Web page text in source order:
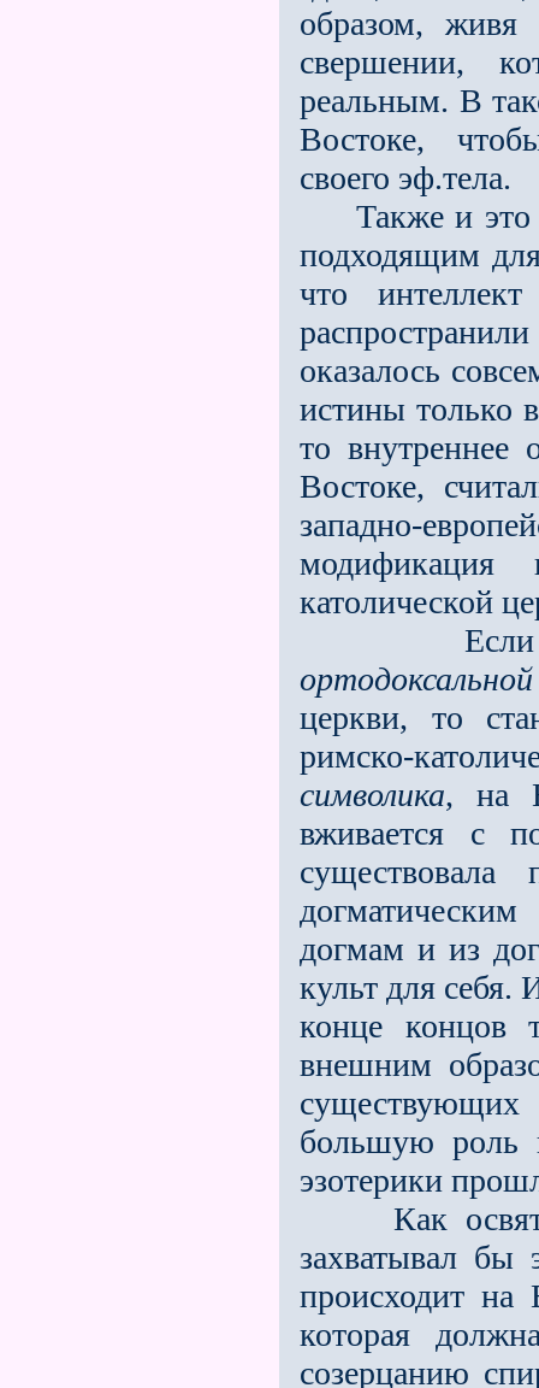
образом,
свершении,
реальным. В
Востоке,
своего эф.тела.
Также и это
подходящим
что
оказалось
истины только
то внутреннее
Востоке,
западно-
католической
Если
церкви, то
римско-
символика, на
вживается с
существовала
догмам и из
культ для себя.
конце концов
внешним
большую роль
эзотерики
Как
захватывал бы
происходит на
которая
созерцанию